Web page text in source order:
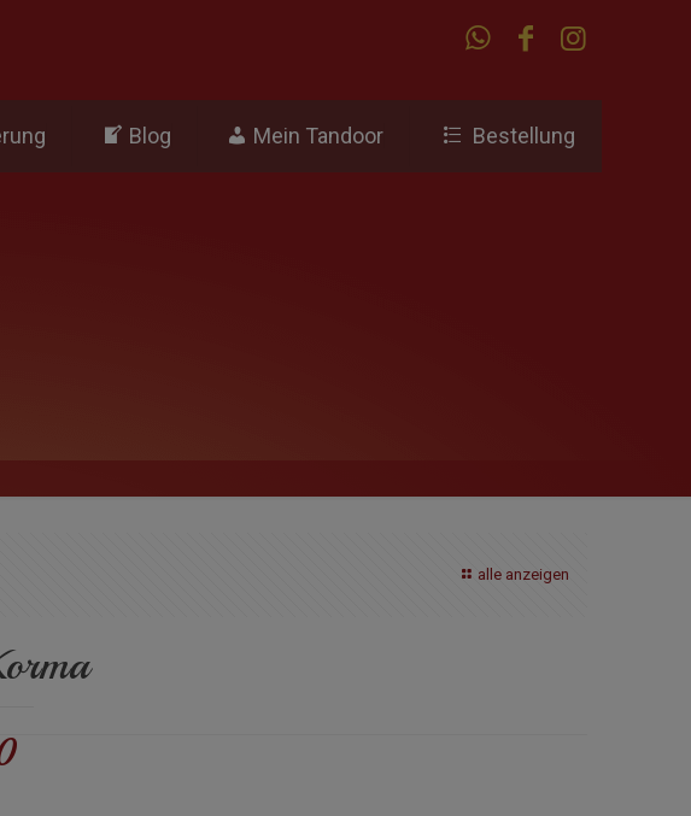
Blog Mein Tandoor Bestellung
alle anzeigen